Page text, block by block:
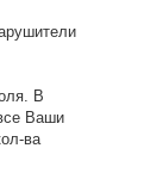
В
Ваши
ва